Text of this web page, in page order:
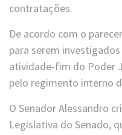
contratações.
De acordo com o
para serem
atividade-fim do Poder
pelo regimento interno
O Senador Alessandro
Legislativa do Senado,